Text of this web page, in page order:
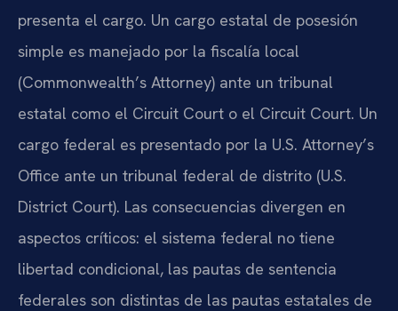
presenta el cargo. Un cargo estatal de posesión
simple es manejado por la fiscalía local
(Commonwealth’s Attorney) ante un tribunal
estatal como el Circuit Court o el Circuit Court. Un
cargo federal es presentado por la U.S. Attorney’s
Office ante un tribunal federal de distrito (U.S.
District Court). Las consecuencias divergen en
aspectos críticos: el sistema federal no tiene
libertad condicional, las pautas de sentencia
federales son distintas de las pautas estatales de